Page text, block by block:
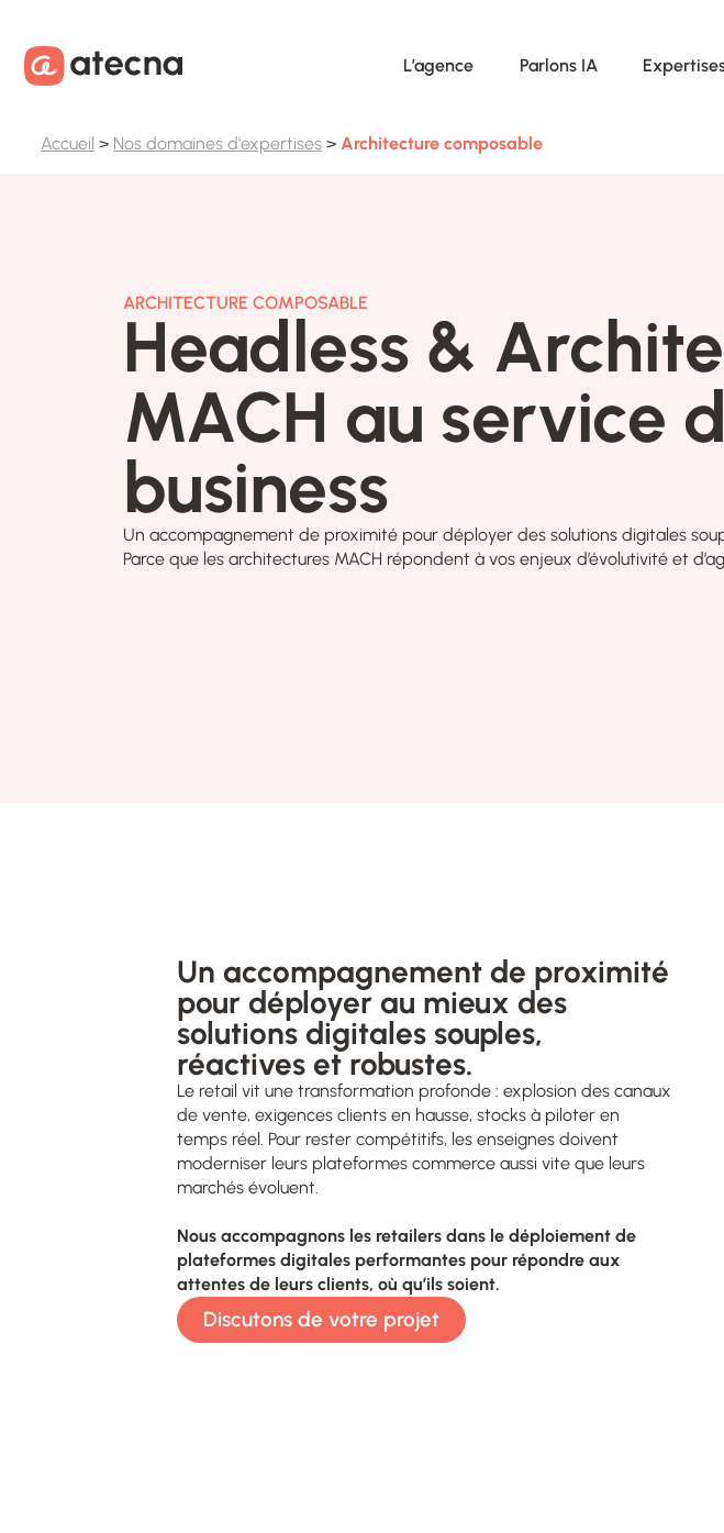
L’agence Parlons IA
Accueil > Nos domaines d'expertises > Architecture composable
ARCHITECTURE COMPOSABLE
Headless &
MACH au service
business
Un accompagnement de proximité pour déployer des solutions digitales
Parce que les architectures MACH répondent à vos enjeux d’évolutivité et
Un accompagnement de proximité
pour déployer au mieux des
solutions digitales souples,
réactives et robustes.
Le retail vit une transformation profonde : explosion des canaux
de vente, exigences clients en hausse, stocks à piloter en
temps réel. Pour rester compétitifs, les enseignes doivent
moderniser leurs plateformes commerce aussi vite que leurs
marchés évoluent.
Nous accompagnons les retailers dans le déploiement de
plateformes digitales performantes pour répondre aux
attentes de leurs clients, où qu’ils soient.
Discutons de votre projet